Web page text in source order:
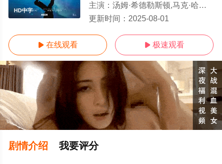
HD中字
主演： 汤姆·希德勒斯顿,马克·哈米尔,凯伦·吉兰,切瓦特·埃加福,安娜丽丝·巴索,雅各布·特伦布莱,本杰明·帕杰克,科迪·弗拉纳根,凯特·西格尔,大卫·
更新时间： 2025-08-01
 在线观看  极速观看
剧情介绍 我要评分